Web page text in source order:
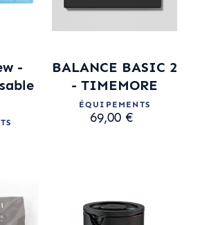
-
BALANCE BASIC 2
- TIMEMORE
ÉQUIPEMENTS
69,00 €